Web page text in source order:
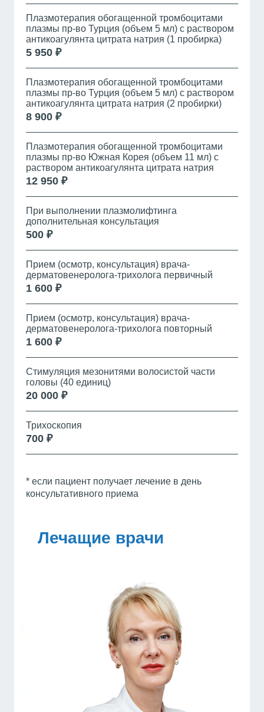
Плазмотерапия обогащенной тромбоцитами
плазмы пр-во Турция (объем 5 мл) с раствором
антикоагулянта цитрата натрия (1 пробирка)
5 950 ₽
Плазмотерапия обогащенной тромбоцитами
плазмы пр-во Турция (объем 5 мл) с раствором
антикоагулянта цитрата натрия (2 пробирки)
8 900 ₽
Плазмотерапия обогащенной тромбоцитами
плазмы пр-во Южная Корея (объем 11 мл) с
раствором антикоагулянта цитрата натрия
12 950 ₽
При выполнении плазмолифтинга
дополнительная консультация
500 ₽
Прием (осмотр, консультация) врача-
дерматовенеролога-трихолога первичный
1 600 ₽
Прием (осмотр, консультация) врача-
дерматовенеролога-трихолога повторный
1 600 ₽
Стимуляция мезонитями волосистой части
головы (40 единиц)
20 000 ₽
Трихоскопия
700 ₽
* если пациент получает лечение в день
консультативного приема
Лечащие врачи